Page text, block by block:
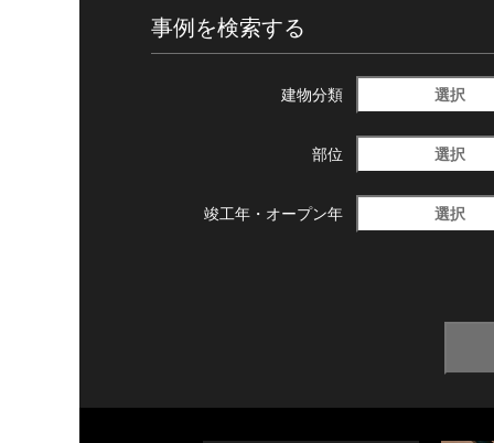
事例を検索する
建物分類 選択
部位 選択
竣工年・ オープン年 選択